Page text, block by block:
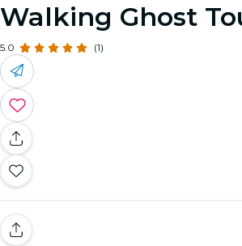
Walking Ghost
5.0 (1)